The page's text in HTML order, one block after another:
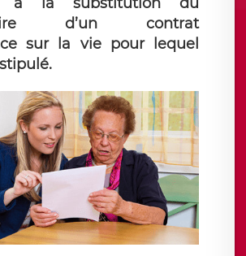
d’un contrat
sur la vie pour lequel